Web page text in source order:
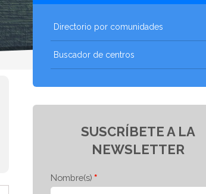
Directorio por comunidades
Buscador de centros
SUSCRÍBETE A LA
NEWSLETTER
Nombre(s)